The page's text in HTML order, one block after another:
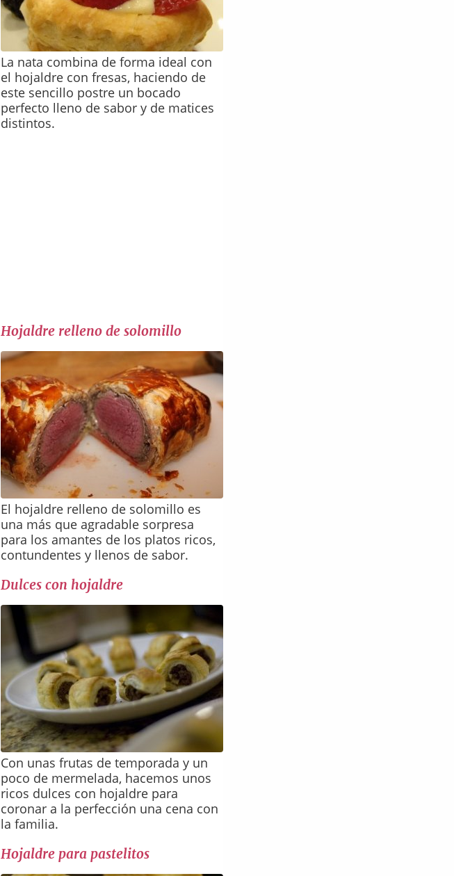
La nata combina de forma ideal con
el hojaldre con fresas, haciendo de
este sencillo postre un bocado
perfecto lleno de sabor y de matices
distintos.
Hojaldre relleno de solomillo
El hojaldre relleno de solomillo es
una más que agradable sorpresa
para los amantes de los platos ricos,
contundentes y llenos de sabor.
Dulces con hojaldre
Con unas frutas de temporada y un
poco de mermelada, hacemos unos
ricos dulces con hojaldre para
coronar a la perfección una cena con
la familia.
Hojaldre para pastelitos